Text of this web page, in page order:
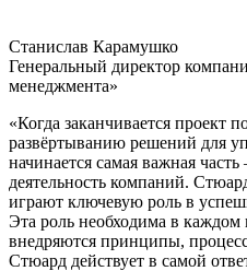
Станислав Карамушко
Генеральный директор
менеджмента»
«Когда заканчивается проект
развёртыванию решений для
начинается самая важная
деятельность компаний.
играют ключевую роль в
Эта роль необходима в каждом
внедряются принципы,
Стюард действует в самой